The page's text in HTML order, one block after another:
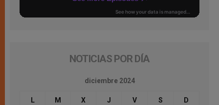
NOTICIAS POR DÍA
diciembre 2024
L M X J V S D